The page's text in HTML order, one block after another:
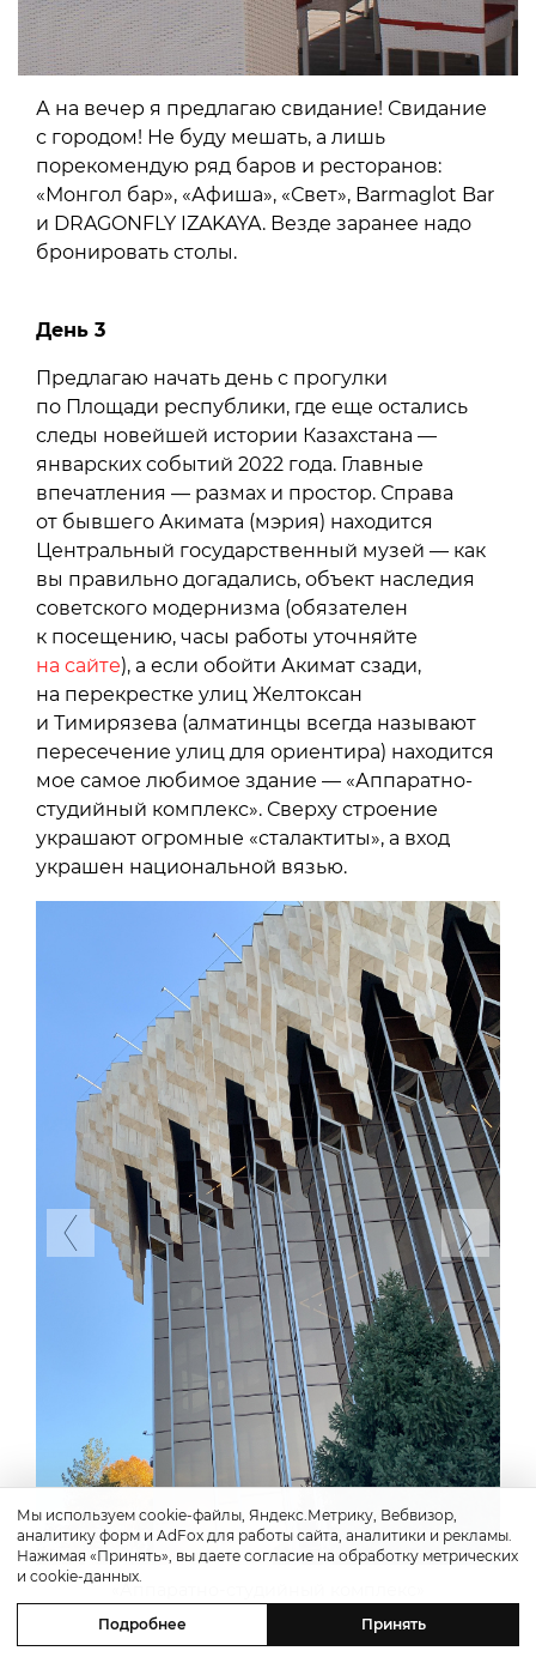
А на вечер я предлагаю свидание! Свидание
с городом! Не буду мешать, а лишь
порекомендую ряд баров и ресторанов:
«Монгол бар», «Афиша», «Свет», Barmaglot Bar
и DRAGONFLY IZAKAYA. Везде заранее надо
бронировать столы.
День 3
Предлагаю начать день с прогулки
по Площади республики, где еще остались
следы новейшей истории Казахстана —
январских событий 2022 года. Главные
впечатления — размах и простор. Справа
от бывшего Акимата (мэрия) находится
Центральный государственный музей — как
вы правильно догадались, объект наследия
советского модернизма (обязателен
к посещению, часы работы уточняйте
на сайте), а если обойти Акимат сзади,
на перекрестке улиц Желтоксан
и Тимирязева (алматинцы всегда называют
пересечение улиц для ориентира) находится
мое самое любимое здание — «Аппаратно-
студийный комплекс». Сверху строение
украшают огромные «сталактиты», а вход
украшен национальной вязью.
Previous Next
Мы используем cookie-файлы, Яндекс.Метрику, Вебвизор,
аналитику форм и AdFox для работы сайта, аналитики и рекламы.
Нажимая «Принять», вы даете согласие на обработку метрических
и cookie-данных.
Подробнее Принять